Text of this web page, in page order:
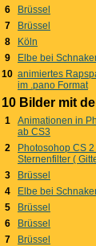
6
Brüssel
7
Brüssel
8
Köln
9
Elbe bei
10 animiertes
im .pano Format
10 Bilder mit
1
Animationen in
ab CS3
2
Photosohop CS
Sternenfilter (
3 Brüssel
4
Elbe bei
5
Brüssel
6
Brüssel
7
Brüssel